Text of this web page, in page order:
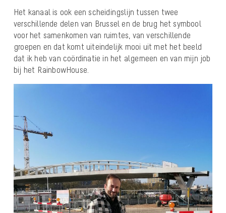
Het kanaal is ook een scheidingslijn tussen twee
verschillende delen van Brussel en de brug het symbool
voor het samenkomen van ruimtes, van verschillende
groepen en dat komt uiteindelijk mooi uit met het beeld
dat ik heb van coördinatie in het algemeen en van mijn job
bij het RainbowHouse.